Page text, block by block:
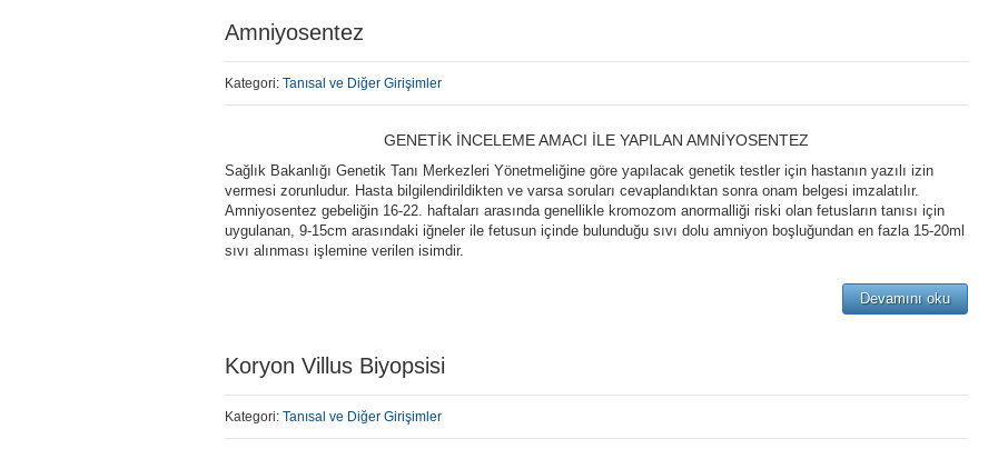
Amniyosentez
Kategori: Tanısal ve Diğer Girişimler
GENETİK İNCELEME AMACI İLE YAPILAN AMNİYOSENTEZ
Sağlık Bakanlığı Genetik Tanı Merkezleri Yönetmeliğine göre yapılacak genetik testler için hastanın yazılı izin
vermesi zorunludur. Hasta bilgilendirildikten ve varsa soruları cevaplandıktan sonra onam belgesi imzalatılır.
Amniyosentez gebeliğin 16-22. haftaları arasında genellikle kromozom anormalliği riski olan fetusların tanısı için
uygulanan, 9-15cm arasındaki iğneler ile fetusun içinde bulunduğu sıvı dolu amniyon boşluğundan en fazla 15-20ml
sıvı alınması işlemine verilen isimdir.
Devamını oku
Koryon Villus Biyopsisi
Kategori: Tanısal ve Diğer Girişimler